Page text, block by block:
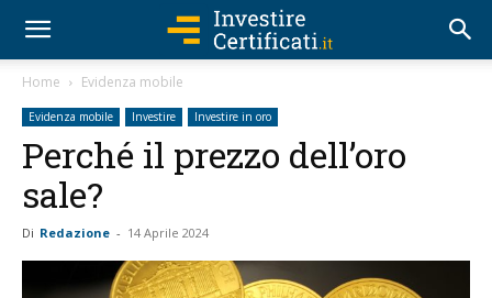
Home Evidenza mobile
Evidenza mobile Investire Investire in oro
Perché il prezzo dell’oro
sale?
Di Redazione - 14 Aprile 2024